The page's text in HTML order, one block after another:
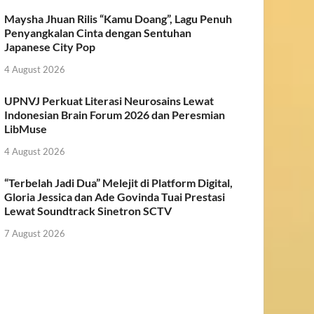
Maysha Jhuan Rilis “Kamu Doang”, Lagu Penuh
Penyangkalan Cinta dengan Sentuhan
Japanese City Pop
4 August 2026
UPNVJ Perkuat Literasi Neurosains Lewat
Indonesian Brain Forum 2026 dan Peresmian
LibMuse
4 August 2026
“Terbelah Jadi Dua” Melejit di Platform Digital,
Gloria Jessica dan Ade Govinda Tuai Prestasi
Lewat Soundtrack Sinetron SCTV
7 August 2026